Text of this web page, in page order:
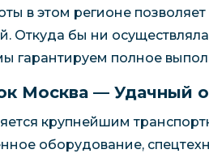
в этом регионе
Откуда бы ни
гарантируем полное
Москва — Удачный
крупнейшим
оборудование,